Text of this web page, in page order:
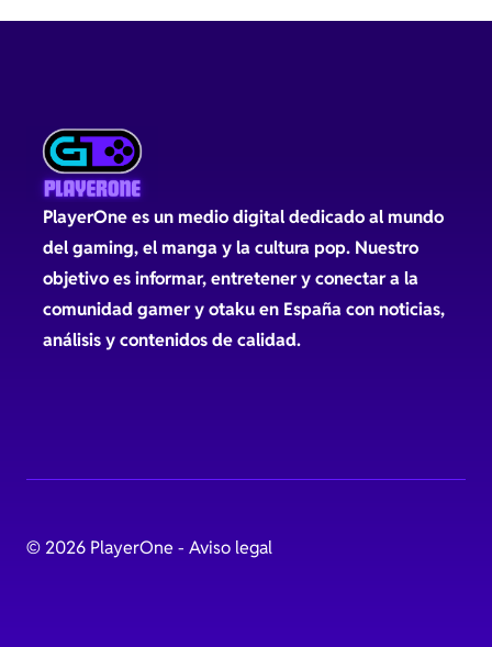
PlayerOne es un medio digital dedicado al mundo
del gaming, el manga y la cultura pop. Nuestro
objetivo es informar, entretener y conectar a la
comunidad gamer y otaku en España con noticias,
análisis y contenidos de calidad.
© 2026 PlayerOne - Aviso legal